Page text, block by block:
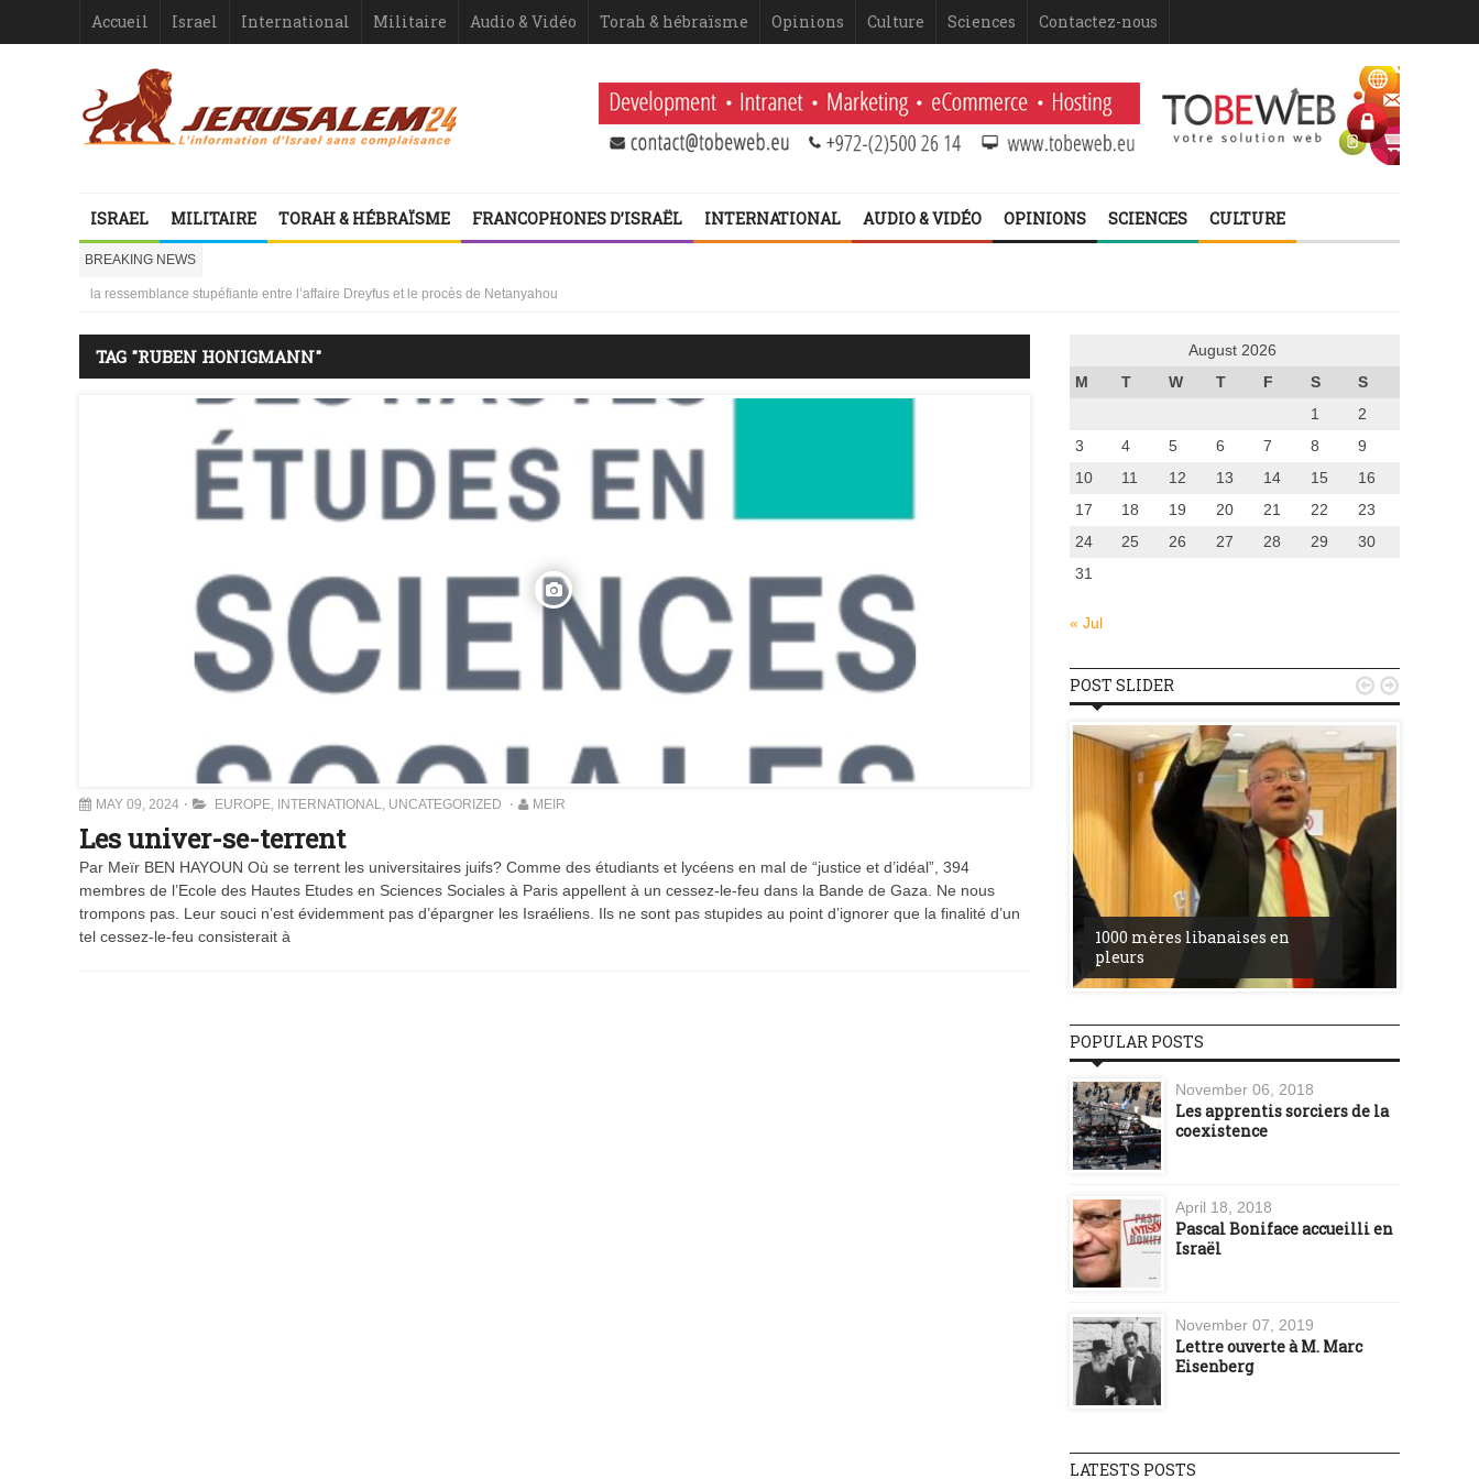
Accueil Israel International Militaire Audio & Vidéo Torah & hébraïsme Opinions Culture Sciences Contactez-nous
ISRAEL MILITAIRE TORAH & HÉBRAÏSME FRANCOPHONES D’ISRAËL INTERNATIONAL AUDIO & VIDÉO OPINIONS SCIENCES CULTURE
BREAKING NEWS
Israël-France : asymétrie criante
la ressemblance stupéfiante entre l’affaire Dreyfus et le procès de Netanyahou
Israël ou le droit international comme suicide juridiquement assisté
Les désinformateurs, Société à Responsabilité très, très Limitée – 1er volet
Israël-France : asymétrie criante
1000 mères libanaises en pleurs
TAG "RUBEN HONIGMANN"
MAY 09, 2024 EUROPE, INTERNATIONAL, UNCATEGORIZED MEIR
Les univer-se-terrent
Par Meïr BEN HAYOUN Où se terrent les universitaires juifs? Comme des étudiants et lycéens en mal de “justice et d’idéal”, 394
membres de l’Ecole des Hautes Etudes en Sciences Sociales à Paris appellent à un cessez-le-feu dans la Bande de Gaza. Ne nous
trompons pas. Leur souci n’est évidemment pas d’épargner les Israéliens. Ils ne sont pas stupides au point d’ignorer que la finalité d’un
tel cessez-le-feu consisterait à
August 2026
M
T W T F S
S
1
2
3
4 5 6 7 8
9
10
11 12 13 14 15
16
17
18 19 20 21 22
23
24
25 26 27 28 29
30
31
« Jul
POST SLIDER
Vidéo d’Itamar Ben Gvir :
inélégante fanfaronnade ou
symptôme d’une fatigue
1000 mères libanaises en
pleurs
 
POPULAR POSTS
November 06, 2018
Les apprentis sorciers de la
coexistence
April 18, 2018
Pascal Boniface accueilli en
Israël
November 07, 2019
Lettre ouverte à M. Marc
Eisenberg
LATESTS POSTS